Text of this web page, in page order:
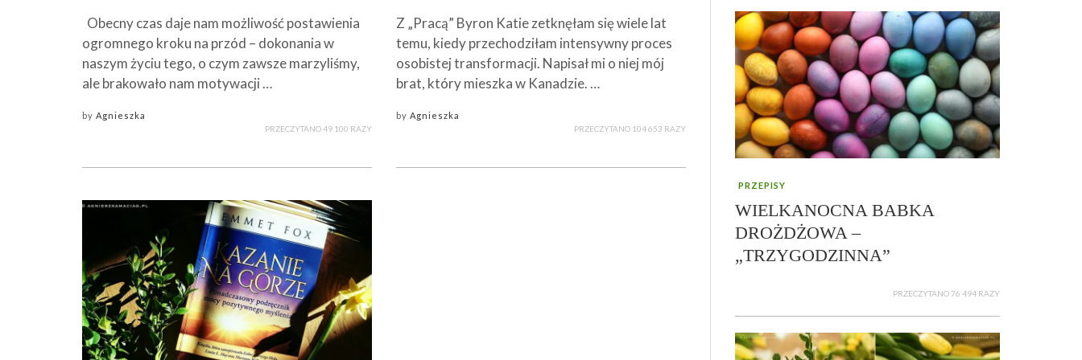
Obecny czas daje nam możliwość postawienia
ogromnego kroku na przód – dokonania w
naszym życiu tego, o czym zawsze marzyliśmy,
ale brakowało nam motywacji …
by Agnieszka
PRZECZYTANO 49 100 RAZY
Z „Pracą” Byron Katie zetknęłam się wiele lat
temu, kiedy przechodziłam intensywny proces
osobistej transformacji. Napisał mi o niej mój
brat, który mieszka w Kanadzie. …
by Agnieszka
PRZECZYTANO 104 653 RAZY
PRZEPISY
WIELKANOCNA BABKA
DROŻDŻOWA –
„TRZYGODZINNA”
PRZECZYTANO 76 494 RAZY